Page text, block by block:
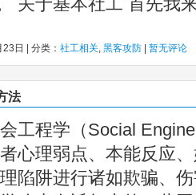
日 | 分类： 社工相关, 黑客攻防 暂无评论
法
工程学（Social
心理弱点、本能反应
陷阱进行诸如欺骗、